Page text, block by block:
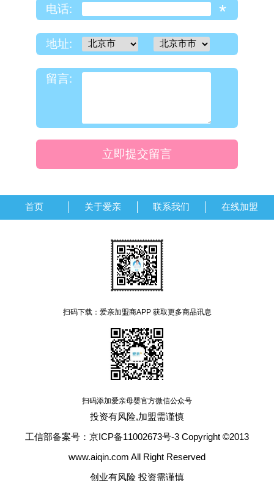
电话: *
地址:
留言:
立即提交留言
首页 关于爱亲 联系我们 在线加盟
扫码下载：爱亲加盟商APP 获取更多商品讯息
扫码添加爱亲母婴官方微信公众号
投资有风险,加盟需谨慎
工信部备案号：京ICP备11002673号-3 Copyright ©2013
www.aiqin.com All Right Reserved
创业有风险 投资需谨慎